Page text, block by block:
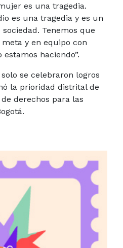
es una tragedia.
es una tragedia y es un
Tenemos que
y en equipo con
haciendo”.
se celebraron logros
la prioridad distrital de
derechos para las